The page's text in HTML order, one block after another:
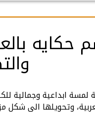
حكايه
ابداعية وجمالية
وتحويلها الى